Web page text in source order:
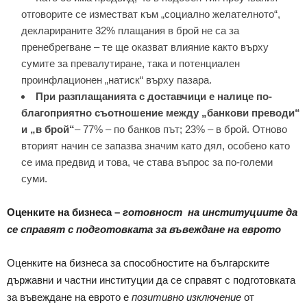
отговорите се изместват към „социално желателното“,
декларираните 32% плащания в брой не са за
пренебрегване – те ще оказват влияние както върху
сумите за превалутиране, така и потенциален
проинфлационен „натиск“ върху пазара.
При разплащанията с доставчици е налице по-
благоприятно съотношение между „банкови преводи“
и „в брой“– 77% – по банков път; 23% – в брой. Отново
вторият начин се запазва значим като дял, особено като
се има предвид и това, че става въпрос за по-големи
суми.
Оценките на бизнеса – готовност на институциите да
се справят с подготовката за въвеждане на еврото
Оценките на бизнеса за способностите на българските
държавни и частни институции да се справят с подготовката
за въвеждане на еврото е позитивно изключение от